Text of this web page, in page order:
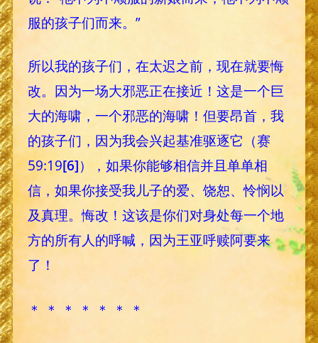
服的孩子们而来。”
所以我的孩子们，在太迟之前，现在就要悔
改。因为一场大邪恶正在接近！这是一个巨
大的海啸，一个邪恶的海啸！但要昂首，我
的孩子们，因为我会兴起基准驱逐它（赛
59:19[6]），如果你能够相信并且单单相
信，如果你接受我儿子的爱、饶恕、怜悯以
及真理。悔改！这该是你们对身处每一个地
方的所有人的呼喊，因为王亚呼赎阿要来
了！
＊ ＊ ＊ ＊ ＊ ＊ ＊